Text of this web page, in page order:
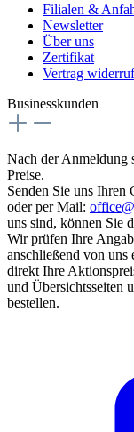
Filialen &
Newsletter
Über uns
Zertifikat
Vertrag
Businesskunden
Nach der Anmeldung
Preise.
Senden Sie uns Ihren
oder per Mail:
uns sind, können Sie
Wir prüfen Ihre
anschließend von
direkt Ihre
und Übersichtsseiten
bestellen.